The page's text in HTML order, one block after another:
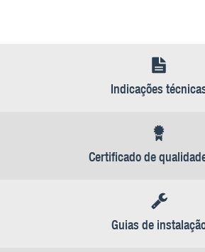
Indicações
Certificado de
Guias de